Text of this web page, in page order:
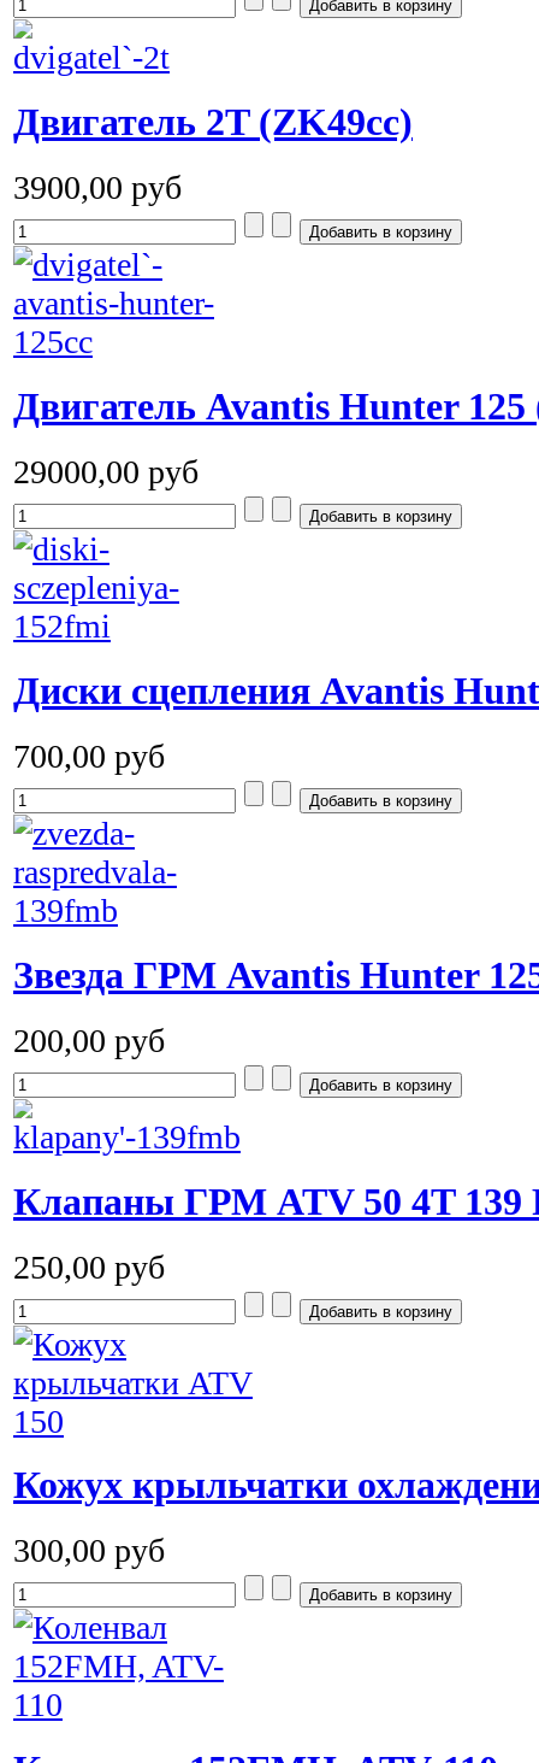
Двигатель 2T (ZK49cc)
3900,00 руб
Двигатель Avantis Hunter
29000,00 руб
Диски сцепления Avantis
700,00 руб
Звезда ГРМ Avantis Hunter
200,00 руб
Клапаны ГРМ ATV 50 4T 139
250,00 руб
Кожух крыльчатки
300,00 руб